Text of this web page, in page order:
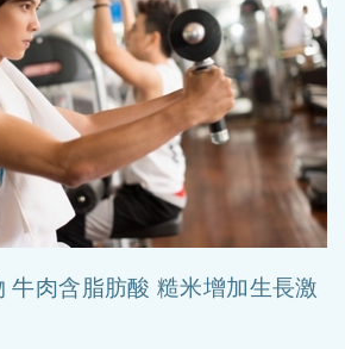
牛肉含脂肪酸 糙米增加生長激